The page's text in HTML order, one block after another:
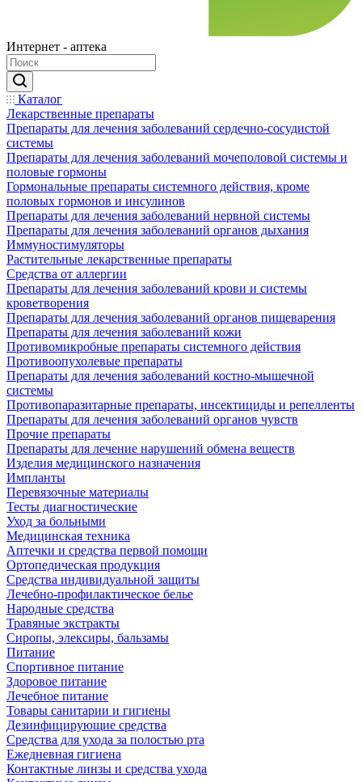
Интернет - аптека
Каталог
Лекарственные препараты
Препараты для лечения заболеваний сердечно-сосудистой
системы
Препараты для лечения заболеваний мочеполовой системы и
половые гормоны
Гормональные препараты системного действия, кроме
половых гормонов и инсулинов
Препараты для лечения заболеваний нервной системы
Препараты для лечения заболеваний органов дыхания
Иммуностимуляторы
Растительные лекарственные препараты
Средства от аллергии
Препараты для лечения заболеваний крови и системы
кроветворения
Препараты для лечения заболеваний органов пищеварения
Препараты для лечения заболеваний кожи
Противомикробные препараты системного действия
Противоопухолевые препараты
Препараты для лечения заболеваний костно-мышечной
системы
Противопаразитарные препараты, инсектициды и репелленты
Препараты для лечения заболеваний органов чувств
Прочие препараты
Препараты для лечение нарушений обмена веществ
Изделия медицинского назначения
Импланты
Перевязочные материалы
Тесты диагностические
Уход за больными
Медицинская техника
Аптечки и средства первой помощи
Ортопедическая продукция
Средства индивидуальной защиты
Лечебно-профилактическое белье
Народные средства
Травяные экстракты
Сиропы, элексиры, бальзамы
Питание
Спортивное питание
Здоровое питание
Лечебное питание
Товары санитарии и гигиены
Дезинфицирующие средства
Средства для ухода за полостью рта
Ежедневная гигиена
Контактные линзы и средства ухода